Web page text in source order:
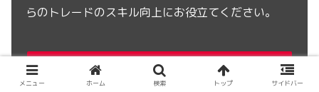
らのトレードのスキル向上にお役立てください。
今すぐこちらをクリックしてレポートを手に入
れる
メニュー ホーム 検索 トップ サイドバー